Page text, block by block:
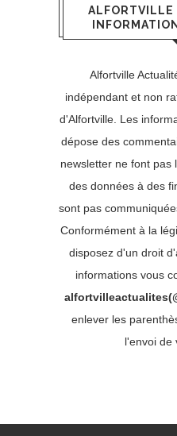
ALFORTVILLE
Alfortville
indépendant et non
d'Alfortville. Les
dépose des
newsletter ne font pas
des données à des
sont pas
Conformément à la
disposez d'un droit
informations vous
enlever les
l'envoi de